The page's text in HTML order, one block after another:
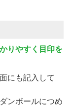
りやすく目印を
にも記入して
ンボールにつめ